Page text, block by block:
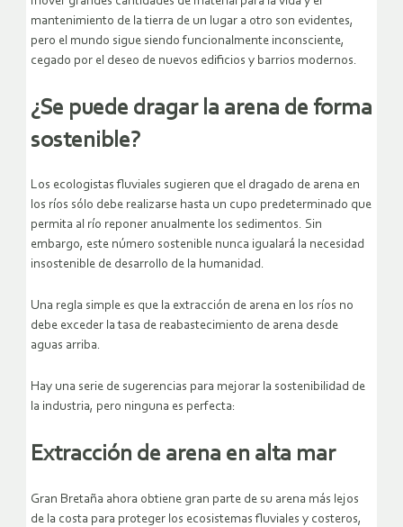
mantenimiento de la tierra de un lugar a otro son evidentes,
pero el mundo sigue siendo funcionalmente inconsciente,
cegado por el deseo de nuevos edificios y barrios modernos.
¿Se puede dragar la arena de forma
sostenible?
Los ecologistas fluviales sugieren que el dragado de arena en
los ríos sólo debe realizarse hasta un cupo predeterminado que
permita al río reponer anualmente los sedimentos. Sin
embargo, este número sostenible nunca igualará la necesidad
insostenible de desarrollo de la humanidad.
Una regla simple es que la extracción de arena en los ríos no
debe exceder la tasa de reabastecimiento de arena desde
aguas arriba.
Hay una serie de sugerencias para mejorar la sostenibilidad de
la industria, pero ninguna es perfecta:
Extracción de arena en alta mar
Gran Bretaña ahora obtiene gran parte de su arena más lejos
de la costa para proteger los ecosistemas fluviales y costeros,